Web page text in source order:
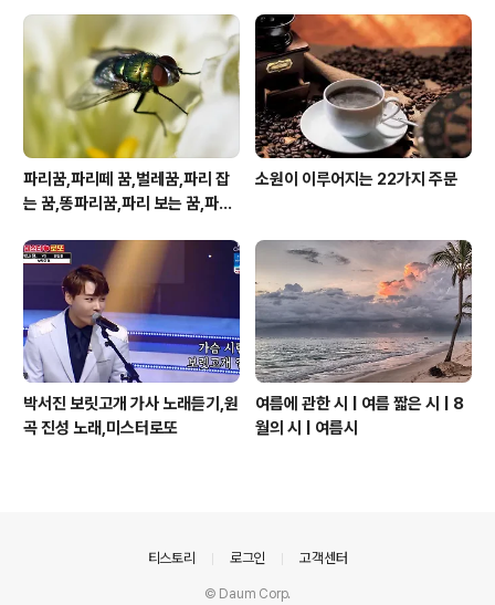
파리꿈,파리떼 꿈,벌레꿈,파리 잡
는 꿈,똥파리꿈,파리 보는 꿈,파리
소원이 이루어지는 22가지 주문
박서진 보릿고개 가사 노래듣기,원
곡 진성 노래,미스터로또
여름에 관한 시 | 여름 짧은 시 | 8
월의 시 | 여름시
티스토리 로그인 고객센터
© Daum Corp.